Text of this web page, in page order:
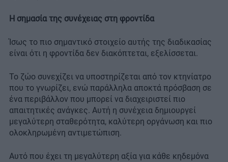
Η σημασία της συνέχειας στη φροντίδα
Ίσως το πιο σημαντικό στοιχείο αυτής της διαδικασίας
είναι ότι η φροντίδα δεν διακόπτεται, εξελίσσεται.
Το ζώο συνεχίζει να υποστηρίζεται από τον κτηνίατρο
που το γνωρίζει, ενώ παράλληλα αποκτά πρόσβαση σε
ένα περιβάλλον που μπορεί να διαχειριστεί πιο
απαιτητικές ανάγκες. Αυτή η συνέχεια δημιουργεί
μεγαλύτερη σταθερότητα, καλύτερη οργάνωση και πιο
ολοκληρωμένη αντιμετώπιση.
Αυτό που έχει τη μεγαλύτερη αξία για κάθε κηδεμόνα